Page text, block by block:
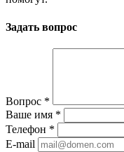
Задать вопрос
Вопрос *
Ваше имя *
Телефон *
E-mail